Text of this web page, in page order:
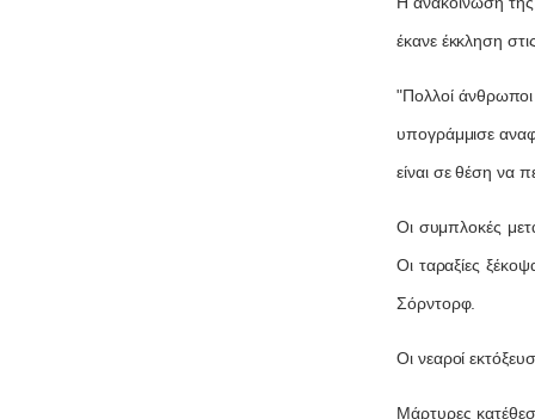
έκανε έκκληση
"Πολλοί άνθρωποι
υπογράμμισε
είναι σε θέση να
Οι συμπλοκές
Οι ταραξίες
Σόρντορφ.
Οι νεαροί
Μάρτυρες